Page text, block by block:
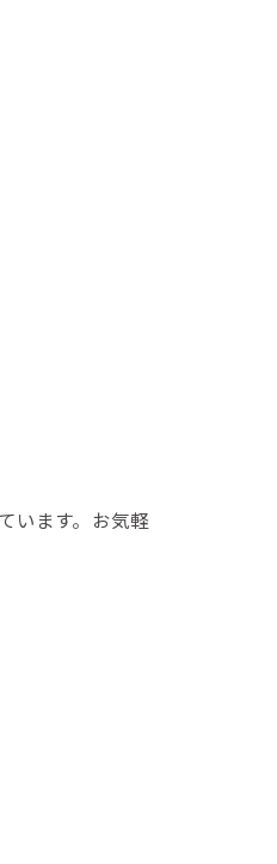
います。お気軽